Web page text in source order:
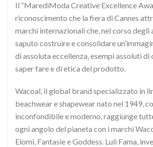
Il “MarediModa Creative Excellence
riconoscimento che la fiera di Cannes
marchi internazionali che, nel corso degli
saputo costruire e consolidare
di assoluta eccellenza, esempi assoluti di
saper fare e di etica del prodotto.
Wacoal, il global brand specializzato in
beachwear e shapewear nato nel 1949,
inconfondibile e moderno, raggiunge
ogni angolo del pianeta con i marchi
Elomi, Fantasie e Goddess. Luli Fama,